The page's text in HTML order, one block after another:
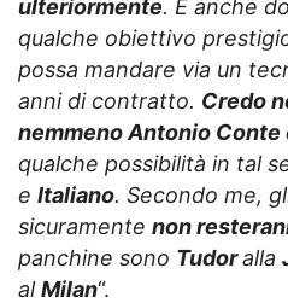
ulteriormente. E anche
qualche obiettivo
possa mandare via un
anni di contratto. Credo
nemmeno Antonio Conte
qualche possibilità in tal
e Italiano. Secondo me,
sicuramente non
panchine sono Tudoralla
alMilan“.